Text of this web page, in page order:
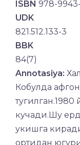
ISBN 978-
UDK
821.512.133-3
BBK
84(7)
Annotasiya:
Кобулда
кучади.Шу
укишга
ортидан